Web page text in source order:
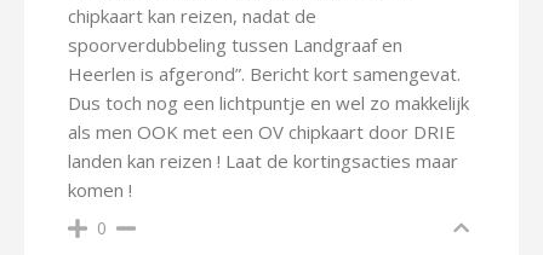
chipkaart kan reizen, nadat de
spoorverdubbeling tussen Landgraaf en
Heerlen is afgerond”. Bericht kort samengevat.
Dus toch nog een lichtpuntje en wel zo makkelijk
als men OOK met een OV chipkaart door DRIE
landen kan reizen ! Laat de kortingsacties maar
komen !
0